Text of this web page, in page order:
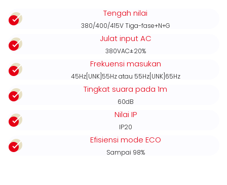
Tengah nilai
380/400/415V Tiga-fase+N+G
Julat input AC
380VAC±20%
Frekuensi masukan
45Hz[UNK]55Hz atau 55Hz[UNK]65Hz
Tingkat suara pada 1m
60dB
Nilai IP
IP20
Efisiensi mode ECO
Sampai 98%